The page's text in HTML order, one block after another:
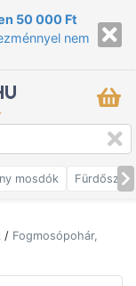
50 000 Ft
nem
mosdók
/ Fogmosópohár,